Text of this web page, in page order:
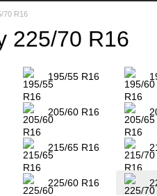
70 R16
225/70 R16
195/55 R16
205/60 R16
215/65 R16
225/60 R16